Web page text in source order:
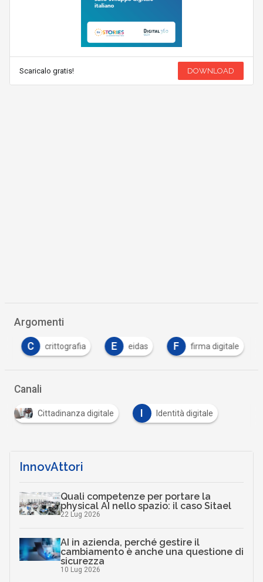
Scaricalo gratis! DOWNLOAD
Argomenti
C crittografia E eidas F firma digitale
Canali
Cittadinanza digitale I Identità digitale
InnovAttori
Quali competenze per portare la
physical AI nello spazio: il caso Sitael
22 Lug 2026
AI in azienda, perché gestire il
cambiamento è anche una questione di
sicurezza
10 Lug 2026